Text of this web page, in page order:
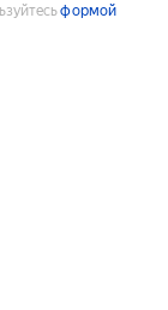
формой